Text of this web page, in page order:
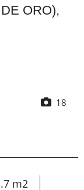
ORO),
18
m2